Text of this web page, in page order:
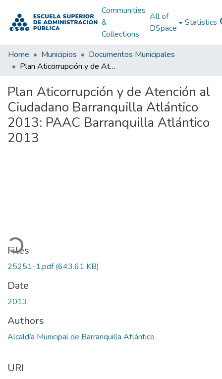
Communities
&
Collections
All of
DSpace
Statistics
Home Municipios
Documentos Municipales
Plan Aticorrupción y de Atención al Ciudadano Barranquilla Atlántico 2013: PAAC Barranquilla Atlántico 2013
Plan Aticorrupción y de Atención al
Ciudadano Barranquilla Atlántico
2013: PAAC Barranquilla Atlántico
2013
Files
25251-1.pdf(643.61 KB)
Date
2013
Authors
Alcaldía Municipal de Barranquilla Atlántico
URI